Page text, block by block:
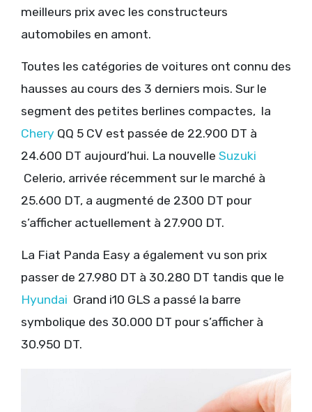
meilleurs prix avec les constructeurs
automobiles en amont.
Toutes les catégories de voitures ont connu des
hausses au cours des 3 derniers mois. Sur le
segment des petites berlines compactes, la
Chery QQ 5 CV est passée de 22.900 DT à
24.600 DT aujourd’hui. La nouvelle Suzuki
Celerio, arrivée récemment sur le marché à
25.600 DT, a augmenté de 2300 DT pour
s’afficher actuellement à 27.900 DT.
La Fiat Panda Easy a également vu son prix
passer de 27.980 DT à 30.280 DT tandis que le
Hyundai Grand i10 GLS a passé la barre
symbolique des 30.000 DT pour s’afficher à
30.950 DT.